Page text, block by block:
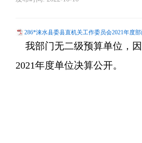
286*涞水县委县直机关工作委员会2021年度
我部门无二级预算单位，
2021年度单位决算公开。